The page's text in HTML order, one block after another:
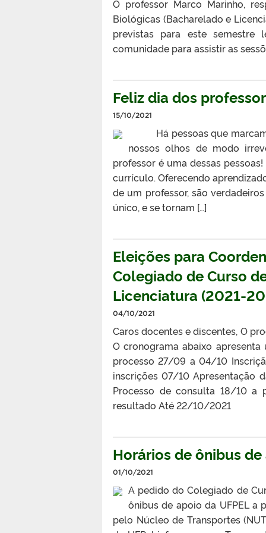
O professor Marco Marinho,
Biológicas (Bacharelado e
previstas para este
comunidade para assistir as
Feliz dia dos
15/10/2021
Há pessoas que marcam
nossos olhos de modo
professor é uma dessas
currículo. Oferecendo
de um professor, são
único, e se tornam […]
Eleições para
Colegiado de Curso
Licenciatura (2021-
04/10/2021
Caros docentes e discentes, O
O cronograma abaixo
processo 27/09 a 04/10
inscrições 07/10 Apresentação
Processo de consulta 18/10
resultado Até 22/10/2021
Horários de ônibus de
01/10/2021
A pedido do Colegiado de
ônibus de apoio da UFPEL
pelo Núcleo de Transportes